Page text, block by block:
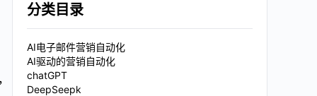
分类目录
AI电子邮件营销自动化
AI驱动的营销自动化
chatGPT
DeepSeepk